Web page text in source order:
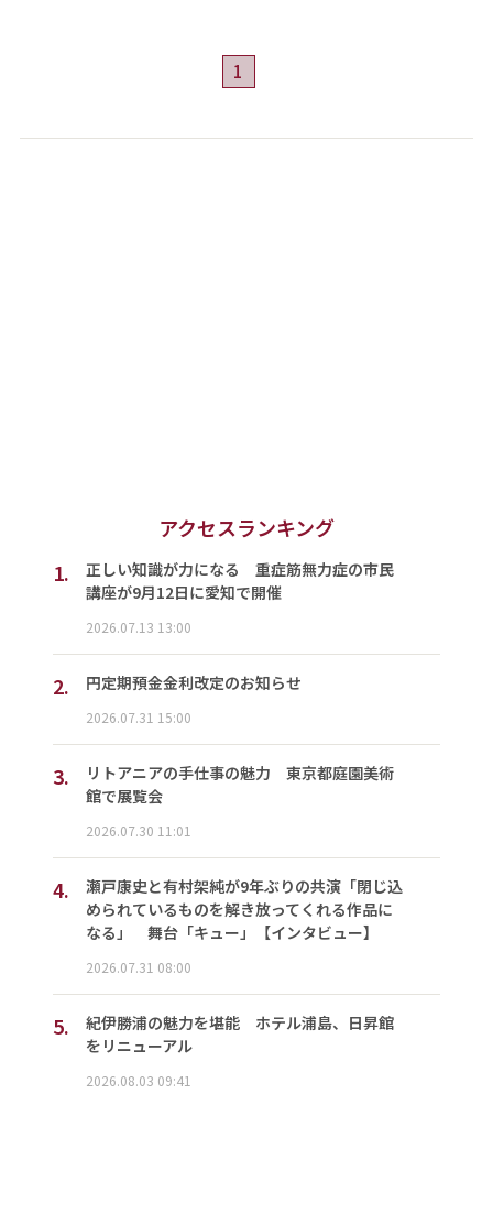
1
アクセスランキング
1.
正しい知識が力になる 重症筋無力症の市民
講座が9月12日に愛知で開催
2026.07.13 13:00
2. 円定期預金金利改定のお知らせ
2026.07.31 15:00
3.
リトアニアの手仕事の魅力 東京都庭園美術
館で展覧会
2026.07.30 11:01
4.
瀬戸康史と有村架純が9年ぶりの共演「閉じ込
められているものを解き放ってくれる作品に
なる」 舞台「キュー」【インタビュー】
2026.07.31 08:00
5.
紀伊勝浦の魅力を堪能 ホテル浦島、日昇館
をリニューアル
2026.08.03 09:41